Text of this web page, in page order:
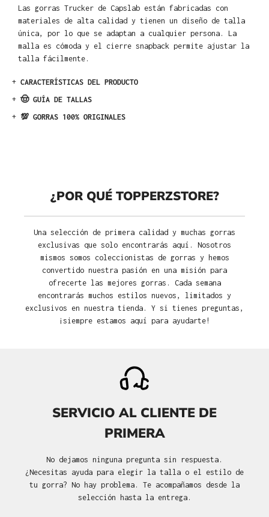
Las gorras Trucker de Capslab están fabricadas con
materiales de alta calidad y tienen un diseño de talla
única, por lo que se adaptan a cualquier persona. La
malla es cómoda y el cierre snapback permite ajustar la
talla fácilmente.
+ CARACTERÍSTICAS DEL PRODUCTO
+ 🤠 GUÍA DE TALLAS
+ 💯 GORRAS 100% ORIGINALES
¿POR QUÉ TOPPERZSTORE?
Una selección de primera calidad y muchas gorras
exclusivas que solo encontrarás aquí. Nosotros
mismos somos coleccionistas de gorras y hemos
convertido nuestra pasión en una misión para
ofrecerte las mejores gorras. Cada semana
encontrarás muchos estilos nuevos, limitados y
exclusivos en nuestra tienda. Y si tienes preguntas,
¡siempre estamos aquí para ayudarte!
SERVICIO AL CLIENTE DE
PRIMERA
No dejamos ninguna pregunta sin respuesta.
¿Necesitas ayuda para elegir la talla o el estilo de
tu gorra? No hay problema. Te acompañamos desde la
selección hasta la entrega.